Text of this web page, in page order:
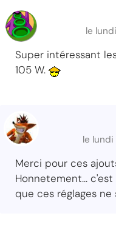
le
Super intéressant
105 W.
le
Merci pour ces
Honnetement...
que ces réglages